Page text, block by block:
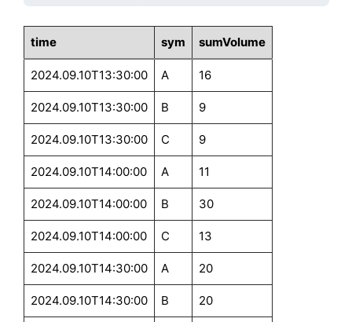
time sym sumVolume
2024.09.10T13:30:00 A 16
2024.09.10T13:30:00 B 9
2024.09.10T13:30:00 C 9
2024.09.10T14:00:00 A 11
2024.09.10T14:00:00 B 30
2024.09.10T14:00:00 C 13
2024.09.10T14:30:00 A 20
2024.09.10T14:30:00 B 20